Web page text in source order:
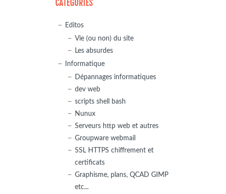
CATÉGORIES
Editos
Vie (ou non) du site
Les absurdes
Informatique
Dépannages informatiques
dev web
scripts shell bash
Nunux
Serveurs http web et autres
Groupware webmail
SSL HTTPS chiffrement et
certificats
Graphisme, plans, QCAD GIMP
etc...